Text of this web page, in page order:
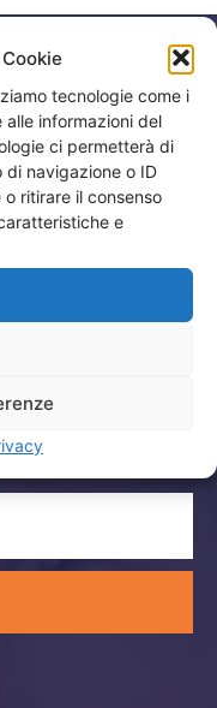
tecnologie come i
informazioni del
ci permetterà di
navigazione o ID
ritirare il consenso
e